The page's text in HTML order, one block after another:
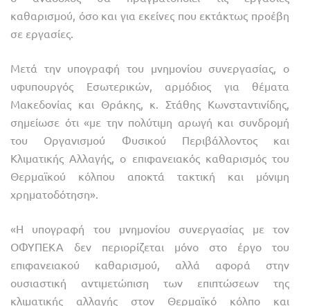
καθαρισμού, όσο και για εκείνες που εκτάκτως προέβη
σε εργασίες.
Μετά την υπογραφή του μνημονίου συνεργασίας, ο
υφυπουργός Εσωτερικών, αρμόδιος για θέματα
Μακεδονίας και Θράκης, κ. Στάθης Κωνσταντινίδης,
σημείωσε ότι «με την πολύτιμη αρωγή και συνδρομή
του Οργανισμού Φυσικού Περιβάλλοντος και
Κλιματικής Αλλαγής, ο επιφανειακός καθαρισμός του
Θερμαϊκού κόλπου αποκτά τακτική και μόνιμη
χρηματοδότηση».
«Η υπογραφή του μνημονίου συνεργασίας με τον
ΟΦΥΠΕΚΑ δεν περιορίζεται μόνο στο έργο του
επιφανειακού καθαρισμού, αλλά αφορά στην
ουσιαστική αντιμετώπιση των επιπτώσεων της
κλιματικής αλλαγής στον Θερμαϊκό κόλπο και